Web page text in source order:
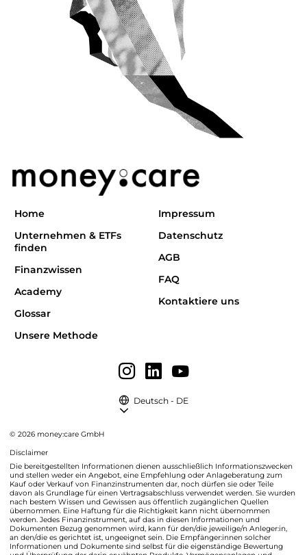
Home
Unternehmen & ETFs
finden
Finanzwissen
Academy
Glossar
Unsere Methode
Impressum
Datenschutz
AGB
FAQ
Kontaktiere uns
Deutsch - DE
© 2026 money:care GmbH
Disclaimer
Die bereitgestellten Informationen dienen ausschließlich Informationszwecken
und stellen weder ein Angebot, eine Empfehlung oder Anlageberatung zum
Kauf oder Verkauf von Finanzinstrumenten dar, noch dürfen sie oder Teile
davon als Grundlage für einen Vertragsabschluss verwendet werden. Sie wurden
nach bestem Wissen und Gewissen aus öffentlich zugänglichen Quellen
übernommen. Eine Haftung für die Richtigkeit kann nicht übernommen
werden. Jedes Finanzinstrument, auf das in diesen Informationen und
Dokumenten Bezug genommen wird, kann für den/die jeweilige/n Anleger:in,
an den/die es gerichtet ist, ungeeignet sein. Die Empfänger:innen solcher
Informationen und Dokumente sind selbst für die eigenständige Bewertung